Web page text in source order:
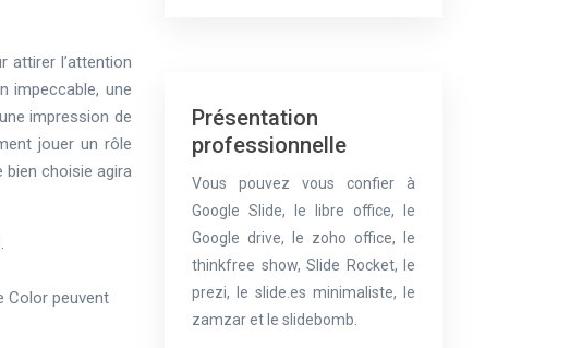
attirer l’attention
impeccable, une
impression de
jouer un rôle
bien choisie agira
Color peuvent
Présentation
professionnelle
Vous pouvez vous confier à
Google Slide, le libre office, le
Google drive, le zoho office, le
thinkfree show, Slide Rocket, le
prezi, le slide.es minimaliste, le
zamzar et le slidebomb.